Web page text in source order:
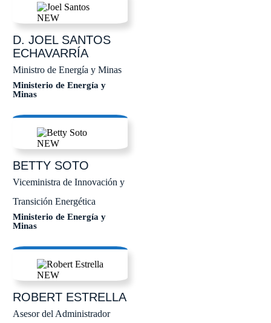
D. JOELSANTOS
ECHAVARRÍA
Ministro de Energía y Minas
Ministerio de Energía y
Minas
BETTYSOTO
Viceministra de Innovación y
Transición Energética
Ministerio de Energía y
Minas
ROBERTESTRELLA
Asesor del Administrador